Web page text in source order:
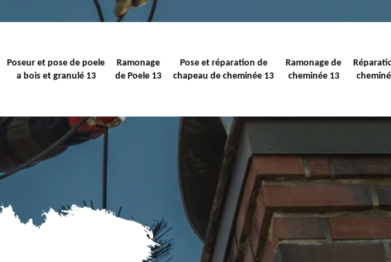
Poseur et pose de poele
a bois et granulé 13
Ramonage
de Poele 13
Pose et réparation de
chapeau de cheminée 13
Ramonage de
cheminée 13